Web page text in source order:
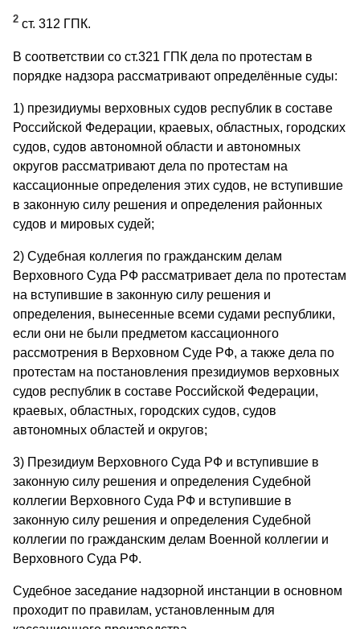
2 ст. 312 ГПК.
В соответствии со ст.321 ГПК дела по протестам в
порядке надзора рассматривают определённые суды:
1) президиумы верховных судов республик в составе
Российской Федерации, краевых, областных, городских
судов, судов автономной области и автономных
округов рассматривают дела по протестам на
кассационные определения этих судов, не вступившие
в законную силу решения и определения районных
судов и мировых судей;
2) Судебная коллегия по гражданским делам
Верховного Суда РФ рассматривает дела по протестам
на вступившие в законную силу решения и
определения, вынесенные всеми судами республики,
если они не были предметом кассационного
рассмотрения в Верховном Суде РФ, а также дела по
протестам на постановления президиумов верховных
судов республик в составе Российской Федерации,
краевых, областных, городских судов, судов
автономных областей и округов;
3) Президиум Верховного Суда РФ и вступившие в
законную силу решения и определения Судебной
коллегии Верховного Суда РФ и вступившие в
законную силу решения и определения Судебной
коллегии по гражданским делам Военной коллегии и
Верховного Суда РФ.
Судебное заседание надзорной инстанции в основном
проходит по правилам, установленным для